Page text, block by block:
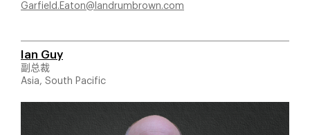
Garfield.Eaton@landrumbrown.com
Ian Guy
副总裁
Asia, South Pacific